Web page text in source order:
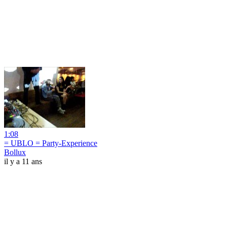
1:08
= UBLO = Party-Experience
Bollux
il y a 11 ans